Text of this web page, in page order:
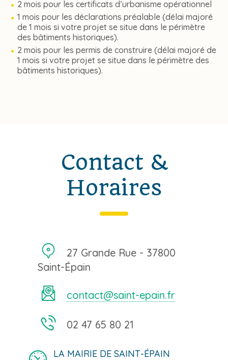
2 mois pour les certificats d’urbanisme opérationnel
1 mois pour les déclarations préalable (délai majoré
de 1 mois si votre projet se situe dans le périmètre
des bâtiments historiques).
2 mois pour les permis de construire (délai majoré de
1 mois si votre projet se situe dans le périmètre des
bâtiments historiques).
Contact &
Horaires
27 Grande Rue - 37800
Saint-Épain
contact@saint-epain.fr
02 47 65 80 21
LA MAIRIE DE SAINT-ÉPAIN